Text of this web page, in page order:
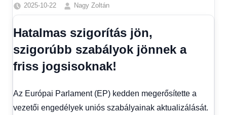
2025-10-22
Nagy Zoltán
Egyéb,
Friss
hírek,
Gazdaság,
kézből,
Hitel
Hatalmas szigorítás jön,
szigorúbb szabályok jönnek a
friss jogsisoknak!
Az Európai Parlament (EP) kedden megerősítette a
vezetői engedélyek uniós szabályainak aktualizálását.